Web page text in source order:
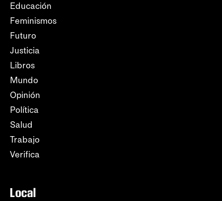
Educación
Feminismos
Futuro
Justicia
Libros
Mundo
Opinión
Política
Salud
Trabajo
Verifica
Local